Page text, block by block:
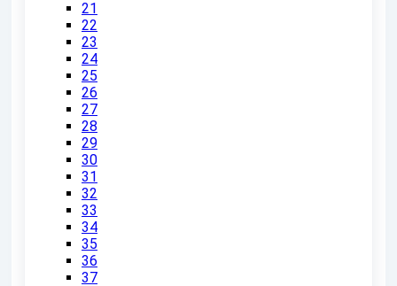
21
22
23
24
25
26
27
28
29
30
31
32
33
34
35
36
37